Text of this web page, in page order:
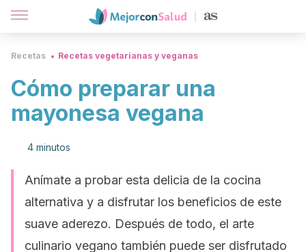
Recetas Recetas vegetarianas y veganas
Cómo preparar una
mayonesa vegana
4 minutos
Anímate a probar esta delicia de la cocina
alternativa y a disfrutar los beneficios de este
suave aderezo. Después de todo, el arte
culinario vegano también puede ser disfrutado